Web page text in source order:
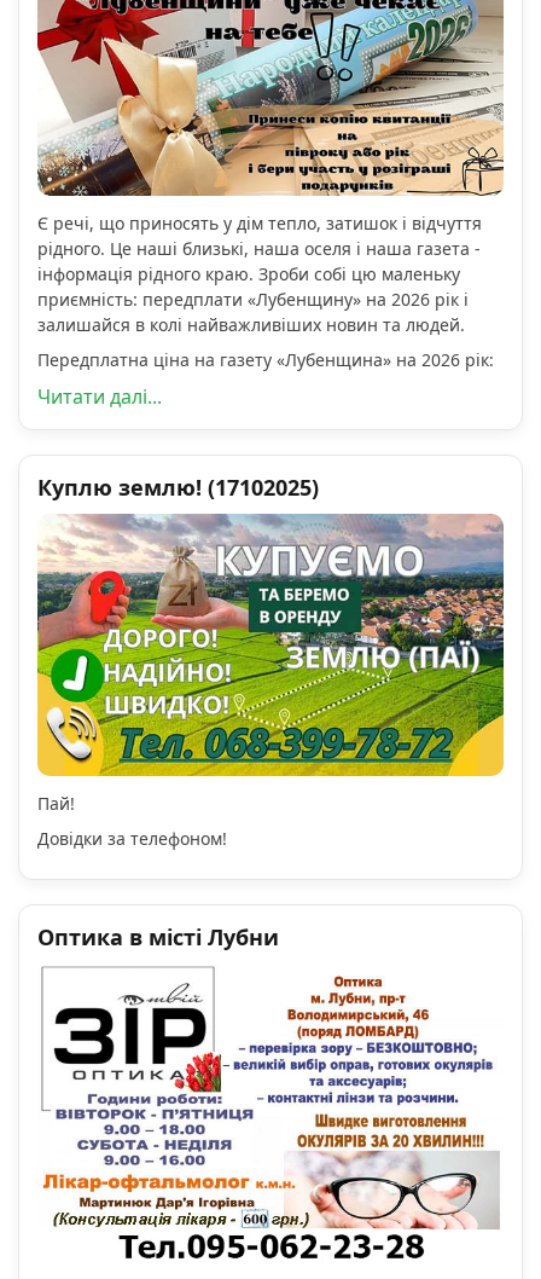
Є речі, що приносять у дім тепло, затишок і відчуття
рідного. Це наші близькі, наша оселя і наша газета -
інформація рідного краю. Зроби собі цю маленьку
приємність: передплати «Лубенщину» на 2026 рік і
залишайся в колі найважливіших новин та людей.
Передплатна ціна на газету «Лубенщина» на 2026 рік:
Читати далі...
Куплю землю! (17102025)
Пай!
Довідки за телефоном!
Оптика в місті Лубни